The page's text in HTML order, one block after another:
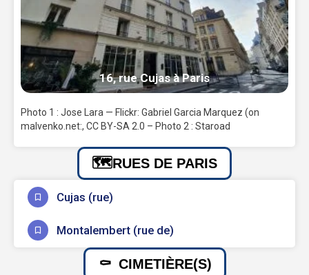
16, rue Cujas à Paris
Photo 1 : Jose Lara — Flickr: Gabriel Garcia Marquez (on
malvenko.net:, CC BY-SA 2.0 – Photo 2 : Staroad
RUES DE PARIS
Cujas (rue)
Montalembert (rue de)
CIMETIÈRE(S)